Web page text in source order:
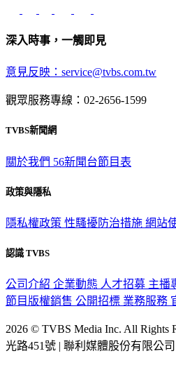
深入時事，一觸即見
意見反映：service@tvbs.com.tw
觀眾服務專線：02-2656-1599
TVBS新聞網
關於我們 56新聞台節目表
政策與隱私
隱私權政策 性騷擾防治措施 網站
認識 TVBS
公司介紹 企業動態 人才招募 主播
節目版權銷售 公開招標 業務服務
2026 © TVBS Media Inc. All Rights
光路451號 | 聯利媒體股份有限公司